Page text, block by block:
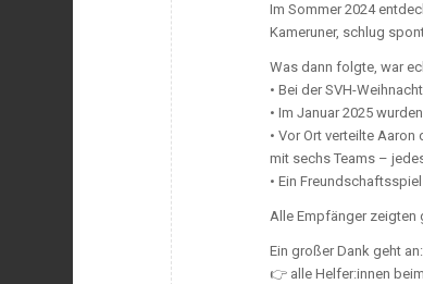
Im Sommer 2024
Kameruner, schlug
Was dann folgte, war
• Bei der SVH-
• Im Januar 2025
• Vor Ort verteilte
mit sechs Teams –
• Ein
Alle Empfänger zeigten
Ein großer Dank geht an:
👉 alle Helfer:innen